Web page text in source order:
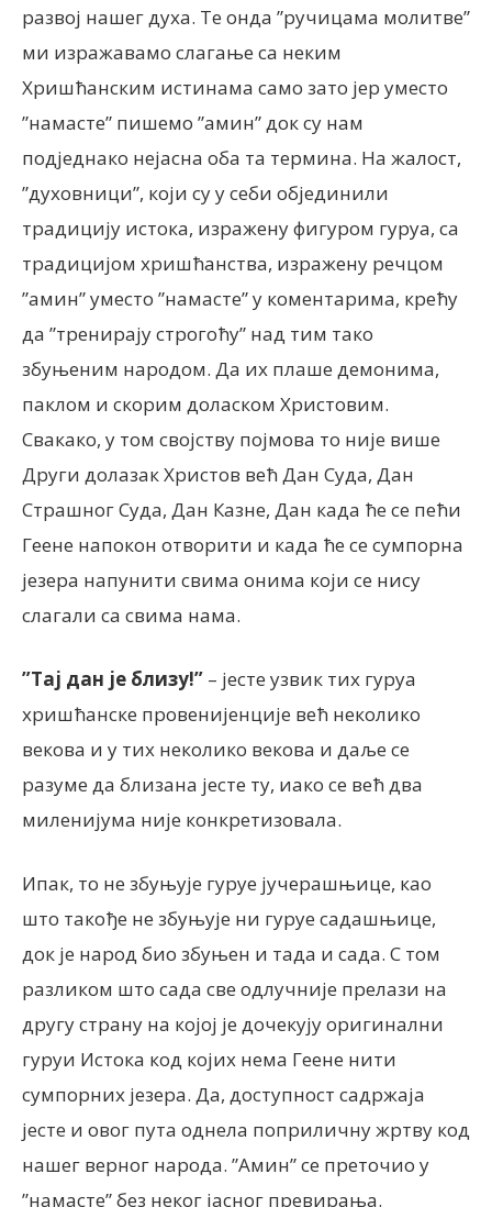
развој нашег духа. Те онда ”ручицама молитве”
ми изражавамо слагање са неким
Хришћанским истинама само зато јер уместо
”намасте” пишемо ”амин” док су нам
подједнако нејасна оба та термина. На жалост,
”духовници”, који су у себи објединили
традицију истока, изражену фигуром гуруа, са
традицијом хришћанства, изражену речцом
”амин” уместо ”намасте” у коментарима, крећу
да ”тренирају строгоћу” над тим тако
збуњеним народом. Да их плаше демонима,
паклом и скорим доласком Христовим.
Свакако, у том својству појмова то није више
Други долазак Христов већ Дан Суда, Дан
Страшног Суда, Дан Казне, Дан када ће се пећи
Геене напокон отворити и када ће се сумпорна
језера напунити свима онима који се нису
слагали са свима нама.
”Тај дан је близу!” – јесте узвик тих гуруа
хришћанске провенијенције већ неколико
векова и у тих неколико векова и даље се
разуме да близана јесте ту, иако се већ два
миленијума није конкретизовала.
Ипак, то не збуњује гуруе јучерашњице, као
што такође не збуњује ни гуруе садашњице,
док је народ био збуњен и тада и сада. С том
разликом што сада све одлучније прелази на
другу страну на којој је дочекују оригинални
гуруи Истока код којих нема Геене нити
сумпорних језера. Да, доступност садржаја
јесте и овог пута однела поприличну жртву код
нашег верног народа. ”Амин” се преточио у
”намасте” без неког јасног превирања.